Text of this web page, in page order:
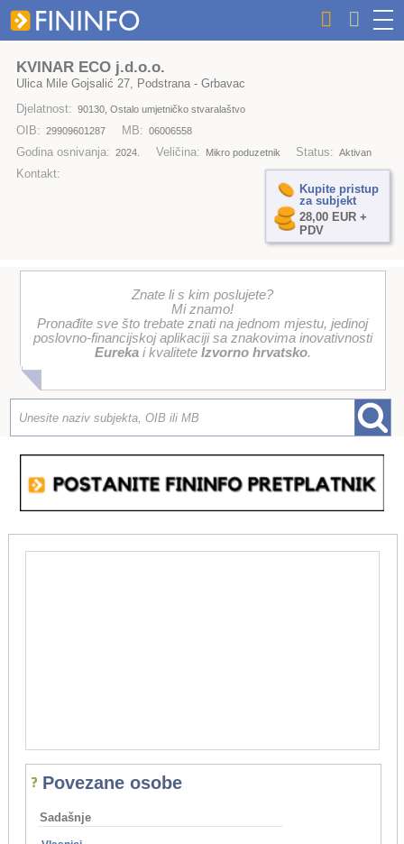
KVINAR ECO j.d.o.o.
Ulica Mile Gojsalić 27, Podstrana - Grbavac
Djelatnost: 90130, Ostalo umjetničko stvaralaštvo
OIB: 29909601287 MB: 06006558
Godina osnivanja: 2024. Veličina: Mikro poduzetnik Status: Aktivan
Kontakt:
Kupite pristup
za subjekt
28,00 EUR +
PDV
Znate li s kim poslujete?
Mi znamo!
Pronađite sve što trebate znati na jednom mjestu, jedinoj
poslovno-financijskoj aplikaciji sa znakovima inovativnosti
Eurekai kvalitete Izvorno hrvatsko.
Povezane osobe
Sadašnje